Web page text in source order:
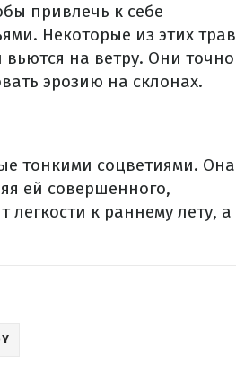
привлечь к себе
Некоторые из этих трав
на ветру. Они точно
эрозию на склонах.
тонкими соцветиями. Она
ей совершенного,
к раннему лету, а